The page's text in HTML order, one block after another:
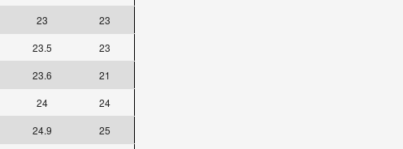
23
23
23.5
23
23.6
21
24
24
24.9
25